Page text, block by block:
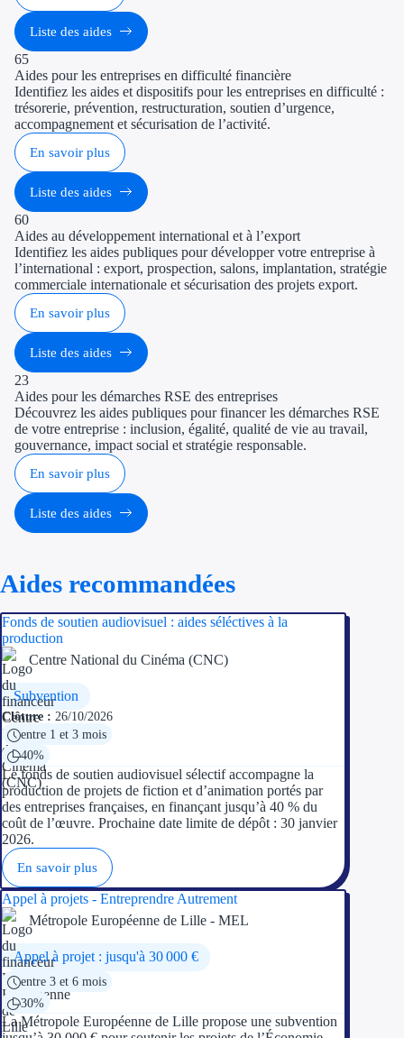
Liste des aides
65
Aides pour les entreprises en difficulté financière
Identifiez les aides et dispositifs pour les entreprises en difficulté :
trésorerie, prévention, restructuration, soutien d’urgence,
accompagnement et sécurisation de l’activité.
En savoir plus
Liste des aides
60
Aides au développement international et à l’export
Identifiez les aides publiques pour développer votre entreprise à
l’international : export, prospection, salons, implantation, stratégie
commerciale internationale et sécurisation des projets export.
En savoir plus
Liste des aides
23
Aides pour les démarches RSE des entreprises
Découvrez les aides publiques pour financer les démarches RSE
de votre entreprise : inclusion, égalité, qualité de vie au travail,
gouvernance, impact social et stratégie responsable.
En savoir plus
Liste des aides
Aides recommandées
Fonds de soutien audiovisuel : aides séléctives à la
production
Centre National du Cinéma (CNC)
Subvention
Clôture : 26/10/2026
entre 1 et 3 mois
40%
Le fonds de soutien audiovisuel sélectif accompagne la
production de projets de fiction et d’animation portés par
des entreprises françaises, en finançant jusqu’à 40 % du
coût de l’œuvre. Prochaine date limite de dépôt : 30 janvier
2026.
En savoir plus
Appel à projets - Entreprendre Autrement
Métropole Européenne de Lille - MEL
Appel à projet : jusqu'à 30 000 €
entre 3 et 6 mois
30%
La Métropole Européenne de Lille propose une subvention